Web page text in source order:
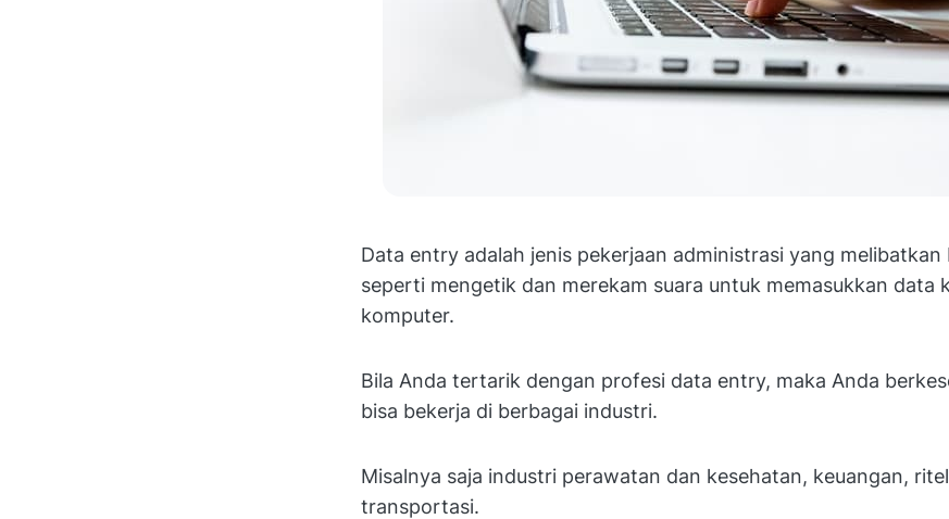
Data entry adalah jenis pekerjaan administrasi yang melibatkan
seperti mengetik dan merekam suara untuk memasukkan data
komputer.
Bila Anda tertarik dengan profesi data entry, maka Anda
bisa bekerja di berbagai industri.
Misalnya saja industri perawatan dan kesehatan, keuangan,
transportasi.